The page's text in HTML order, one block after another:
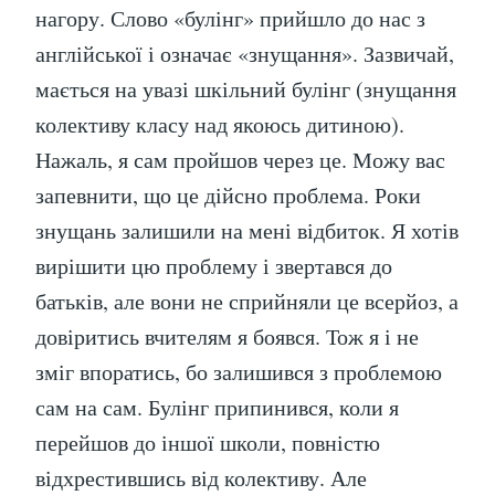
нагору. Слово «булінг» прийшло до нас з
англійської і означає «знущання». Зазвичай,
мається на увазі шкільний булінг (знущання
колективу класу над якоюсь дитиною).
Нажаль, я сам пройшов через це. Можу вас
запевнити, що це дійсно проблема. Роки
знущань залишили на мені відбиток. Я хотів
вирішити цю проблему і звертався до
батьків, але вони не сприйняли це всерйоз, а
довіритись вчителям я боявся. Тож я і не
зміг впоратись, бо залишився з проблемою
сам на сам. Булінг припинився, коли я
перейшов до іншої школи, повністю
відхрестившись від колективу. Але